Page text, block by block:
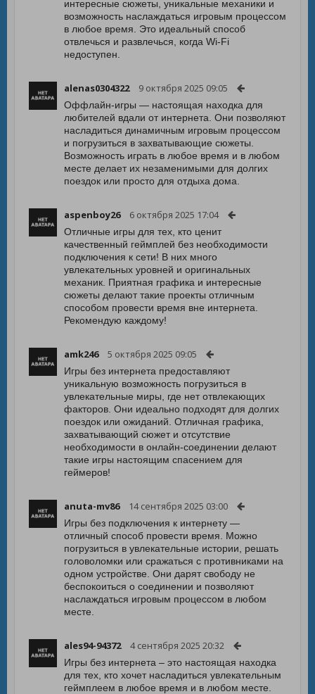
интересные сюжеты, уникальные механики и
возможность наслаждаться игровым процессом
в любое время. Это идеальный способ
отвлечься и развлечься, когда Wi-Fi
недоступен.
alenas0304322 9 октября 2025 09:05
Оффлайн-игры — настоящая находка для
любителей вдали от интернета. Они позволяют
насладиться динамичным игровым процессом
и погрузиться в захватывающие сюжеты.
Возможность играть в любое время и в любом
месте делает их незаменимыми для долгих
поездок или просто для отдыха дома.
aspenboy26 6 октября 2025 17:04
Отличные игры для тех, кто ценит
качественный геймплей без необходимости
подключения к сети! В них много
увлекательных уровней и оригинальных
механик. Приятная графика и интересные
сюжеты делают такие проекты отличным
способом провести время вне интернета.
Рекомендую каждому!
amk246 5 октября 2025 09:05
Игры без интернета предоставляют
уникальную возможность погрузиться в
увлекательные миры, где нет отвлекающих
факторов. Они идеально подходят для долгих
поездок или ожиданий. Отличная графика,
захватывающий сюжет и отсутствие
необходимости в онлайн-соединении делают
такие игры настоящим спасением для
геймеров!
anuta-mv86 14 сентября 2025 03:00
Игры без подключения к интернету —
отличный способ провести время. Можно
погрузиться в увлекательные истории, решать
головоломки или сражаться с противниками на
одном устройстве. Они дарят свободу не
беспокоиться о соединении и позволяют
наслаждаться игровым процессом в любом
месте.
ales94-94372 4 сентября 2025 20:32
Игры без интернета – это настоящая находка
для тех, кто хочет насладиться увлекательным
геймплеем в любое время и в любом месте.